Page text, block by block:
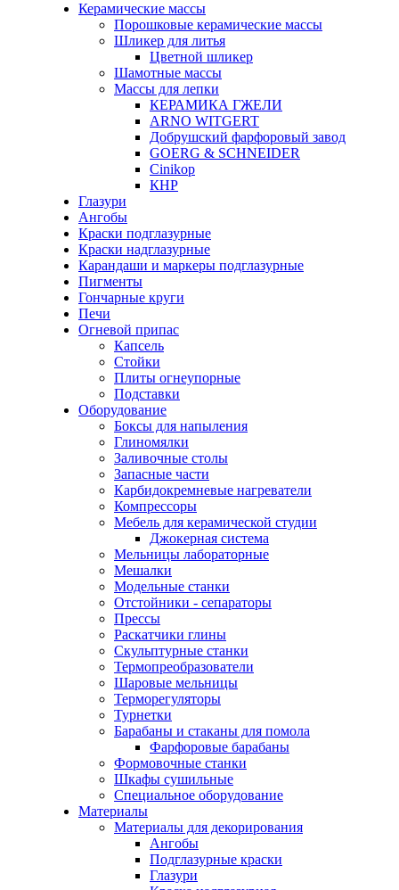
Керамические массы
Порошковые керамические массы
Шликер для литья
Цветной шликер
Шамотные массы
Массы для лепки
КЕРАМИКА ГЖЕЛИ
ARNO WITGERT
Добрушский фарфоровый завод
GOERG & SCHNEIDER
Cinikop
КНР
Глазури
Ангобы
Краски подглазурные
Краски надглазурные
Карандаши и маркеры подглазурные
Пигменты
Гончарные круги
Печи
Огневой припас
Капсель
Стойки
Плиты огнеупорные
Подставки
Оборудование
Боксы для напыления
Глиномялки
Заливочные столы
Запасные части
Карбидокремневые нагреватели
Компрессоры
Мебель для керамической студии
Джокерная система
Мельницы лабораторные
Мешалки
Модельные станки
Отстойники - сепараторы
Прессы
Раскатчики глины
Скульптурные станки
Термопреобразователи
Шаровые мельницы
Терморегуляторы
Турнетки
Барабаны и стаканы для помола
Фарфоровые барабаны
Формовочные станки
Шкафы сушильные
Специальное оборудование
Материалы
Материалы для декорирования
Ангобы
Подглазурные краски
Глазури